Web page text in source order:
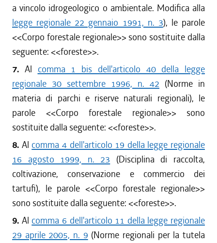
a vincolo idrogeologico o ambientale. Modifica alla
legge regionale 22 gennaio 1991, n. 3), le parole
<<Corpo forestale regionale>> sono sostituite dalla
seguente: <<foreste>>.
7. Al comma 1 bis dell'articolo 40 della legge
regionale 30 settembre 1996, n. 42 (Norme in
materia di parchi e riserve naturali regionali), le
parole <<Corpo forestale regionale>> sono
sostituite dalla seguente: <<foreste>>.
8. Al comma 4 dell'articolo 19 della legge regionale
16 agosto 1999, n. 23 (Disciplina di raccolta,
coltivazione, conservazione e commercio dei
tartufi), le parole <<Corpo forestale regionale>>
sono sostituite dalla seguente: <<foreste>>.
9. Al comma 6 dell'articolo 11 della legge regionale
29 aprile 2005, n. 9 (Norme regionali per la tutela